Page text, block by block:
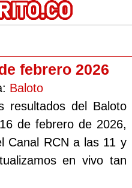
febrero 2026
Baloto
resultados del Baloto
de febrero de 2026,
Canal RCN a las 11 y
en vivo tan